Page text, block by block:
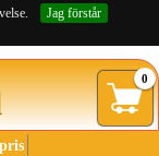
Jag förstår
0